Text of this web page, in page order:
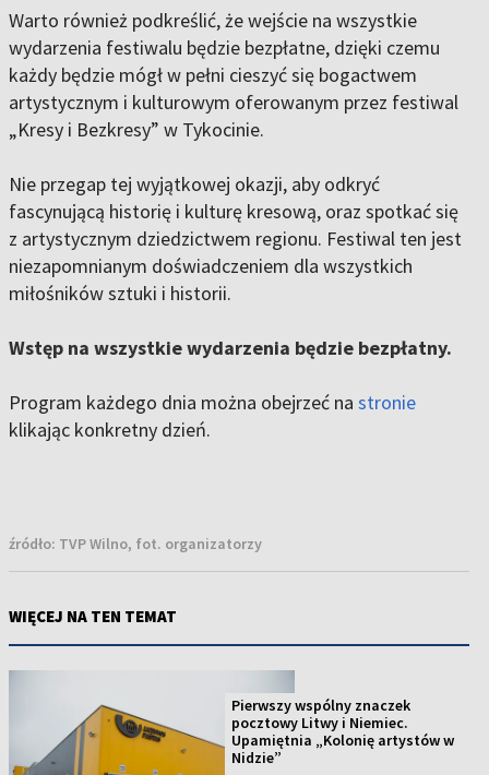
Warto również podkreślić, że wejście na wszystkie
wydarzenia festiwalu będzie bezpłatne, dzięki czemu
każdy będzie mógł w pełni cieszyć się bogactwem
artystycznym i kulturowym oferowanym przez festiwal
„Kresy i Bezkresy” w Tykocinie.
Nie przegap tej wyjątkowej okazji, aby odkryć
fascynującą historię i kulturę kresową, oraz spotkać się
z artystycznym dziedzictwem regionu. Festiwal ten jest
niezapomnianym doświadczeniem dla wszystkich
miłośników sztuki i historii.
Wstęp na wszystkie wydarzenia będzie bezpłatny.
Program każdego dnia można obejrzeć na stronie
klikając konkretny dzień.
źródło: TVP Wilno, fot. organizatorzy
WIĘCEJ NA TEN TEMAT
Pierwszy wspólny znaczek
pocztowy Litwy i Niemiec.
Upamiętnia „Kolonię artystów w
Nidzie”